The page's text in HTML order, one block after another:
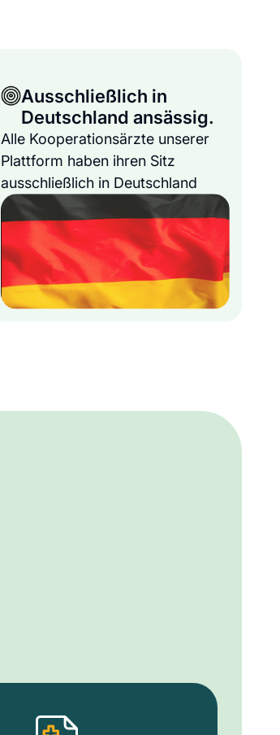
Ausschließlich in
Deutschland ansässig.
Alle Kooperationsärzte unserer
Plattform haben ihren Sitz
ausschließlich in Deutschland